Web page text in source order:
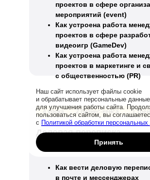
Заказать звонок
проектов в сфере
мероприятий (event)
Как устроена работа
проектов в сфере
видеоигр (GameDev)
Как устроена работа
проектов в маркетинге и
с общественностью (PR)
4 урока 2 бизнес-кейса 1
Деловая переписка
Как вести деловую
в почте и мессенджерах
Принять
Наш сайт использует файлы cookie
и обрабатывает персональные данные
для улучшения работы сайта.
пользоваться сайтом, вы
с Политикой обработки